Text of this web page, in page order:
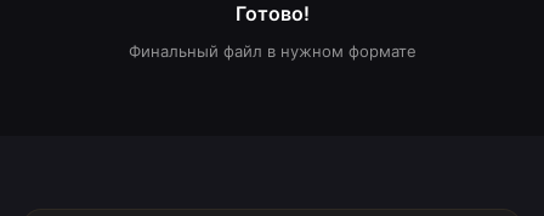
Готово!
Финальный файл в нужном формате